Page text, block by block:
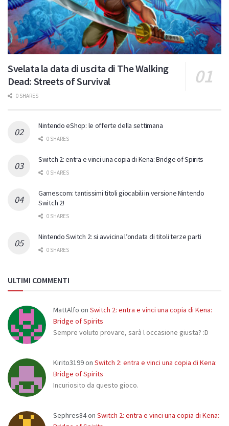
Svelata la data di uscita di The Walking
Dead: Streets of Survival
0 SHARES
Nintendo eShop: le offerte della settimana
0 SHARES
Switch 2: entra e vinci una copia di Kena: Bridge of Spirits
0 SHARES
Gamescom: tantissimi titoli giocabili in versione Nintendo
Switch 2!
0 SHARES
Nintendo Switch 2: si avvicina l’ondata di titoli terze parti
0 SHARES
ULTIMI COMMENTI
MattAlfo on Switch 2: entra e vinci una copia di Kena:
Bridge of Spirits
Sempre voluto provare, sarà l occasione giusta? :D
Kirito3199on Switch 2: entra e vinci una copia di Kena:
Bridge of Spirits
Incuriosito da questo gioco.
Sephres84on Switch 2: entra e vinci una copia di Kena: